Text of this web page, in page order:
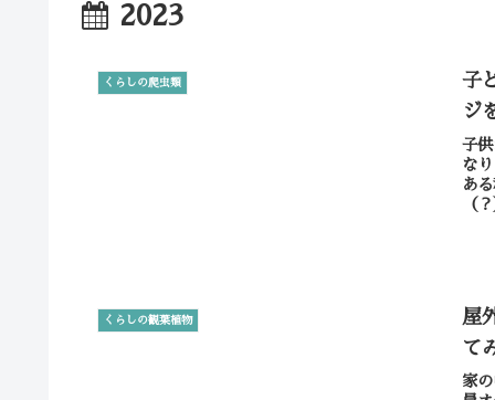
2023
くらしの爬虫類
子
ジ
子
な
あ
（
くらしの観葉植物
屋
て
家